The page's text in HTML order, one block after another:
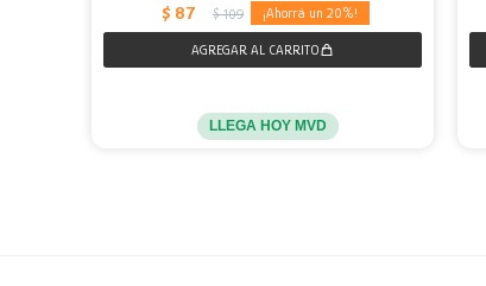
$ 87 $ 109 20
LLEGA HOY MVD